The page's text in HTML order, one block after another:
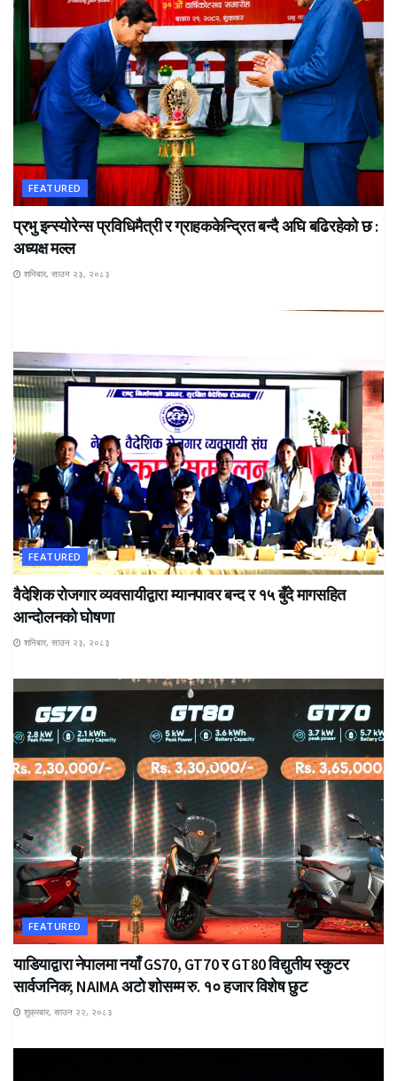
FEATURED
प्रभु इन्स्योरेन्स प्रविधिमैत्री र ग्राहककेन्द्रित बन्दै अघि बढिरहेको छ :
अध्यक्ष मल्ल
शनिबार, साउन २३, २०८३
FEATURED
वैदेशिक रोजगार व्यवसायीद्वारा म्यानपावर बन्द र १५ बुँदे मागसहित
आन्दोलनको घोषणा
शनिबार, साउन २३, २०८३
FEATURED
याडियाद्वारा नेपालमा नयाँ GS70, GT70 र GT80 विद्युतीय स्कुटर
सार्वजनिक; NAIMA अटो शोसम्म रु. १० हजार विशेष छुट
शुक्रबार, साउन २२, २०८३